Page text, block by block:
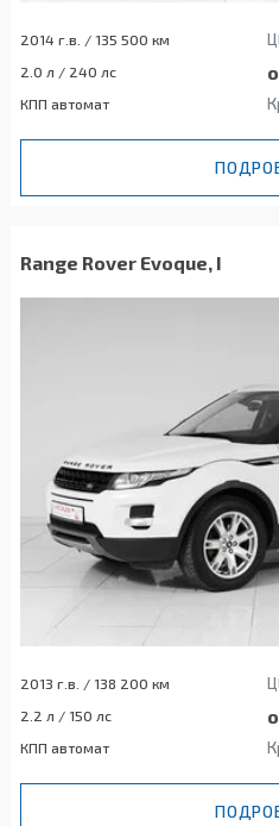
2014 г.в. / 135 500 км
2.0 л / 240 лс
КПП автомат
Range Rover Evoque, I
2013 г.в. / 138 200 км
2.2 л / 150 лс
КПП автомат